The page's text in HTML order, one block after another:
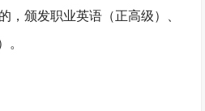
，颁发职业英语（正高级）、
。